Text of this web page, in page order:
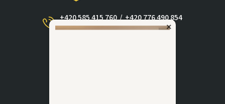
+420 585 415 760
(Po - Ne 09:00-17:30)
/ +420 776 490 854
×